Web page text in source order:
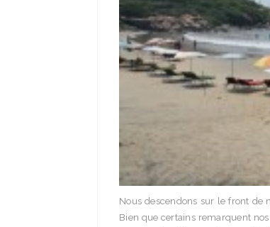
Nous descendons sur le front de
Bien que certains remarquent